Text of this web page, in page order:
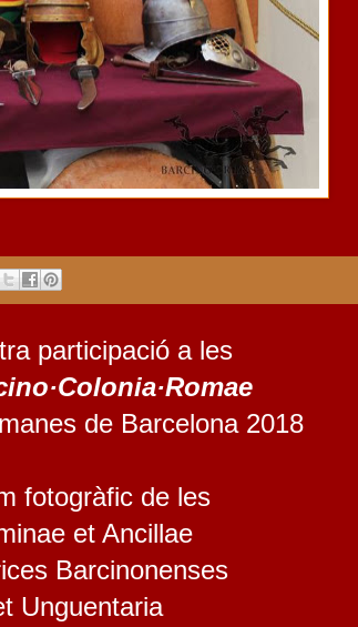
participació a les
de Barcelona 2018
fotogràfic de les
et Ancillae
Barcinonenses
Unguentaria